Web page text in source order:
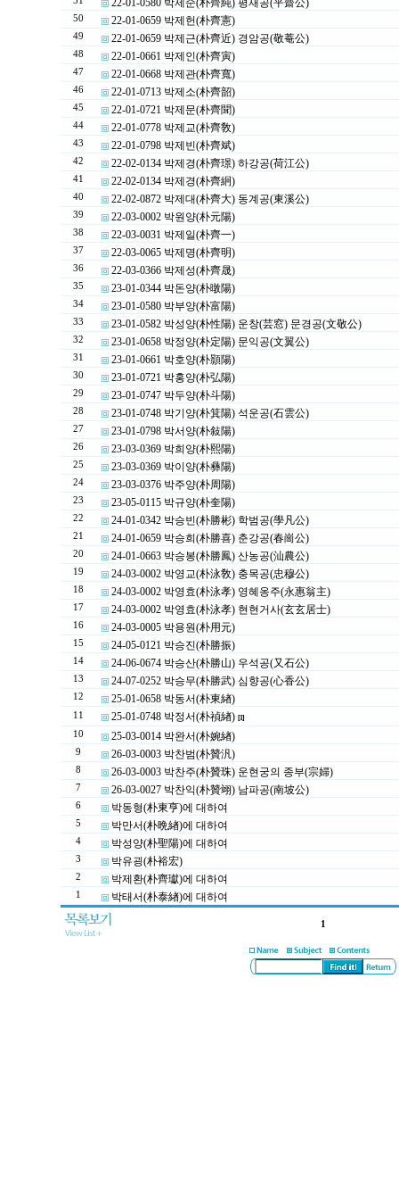
22-01-0580 박제순(朴齊純) 평재공(平齋公)
50 22-01-0659 박제헌(朴齊憲)
49 22-01-0659 박제근(朴齊近) 경암공(敬菴公)
48 22-01-0661 박제인(朴齊寅)
47 22-01-0668 박제관(朴齊寬)
46 22-01-0713 박제소(朴齊韶)
45 22-01-0721 박제문(朴齊聞)
44 22-01-0778 박제교(朴齊敎)
43 22-01-0798 박제빈(朴齊斌)
42 22-02-0134 박제경(朴齊璟) 하강공(荷江公)
41 22-02-0134 박제경(朴齊絅)
40 22-02-0872 박제대(朴齊大) 동계공(東溪公)
39 22-03-0002 박원양(朴元陽)
38 22-03-0031 박제일(朴齊一)
37 22-03-0065 박제명(朴齊明)
36 22-03-0366 박제성(朴齊晟)
35 23-01-0344 박돈양(朴暾陽)
34 23-01-0580 박부양(朴富陽)
33 23-01-0582 박성양(朴性陽) 운창(芸窓) 문경공(文敬公)
32 23-01-0658 박정양(朴定陽) 문익공(文翼公)
31 23-01-0661 박호양(朴顥陽)
30 23-01-0721 박홍양(朴弘陽)
29 23-01-0747 박두양(朴斗陽)
28 23-01-0748 박기양(朴箕陽) 석운공(石雲公)
27 23-01-0798 박서양(朴敍陽)
26 23-03-0369 박희양(朴熙陽)
25 23-03-0369 박이양(朴彝陽)
24 23-03-0376 박주양(朴周陽)
23 23-05-0115 박규양(朴奎陽)
22 24-01-0342 박승빈(朴勝彬) 학범공(學凡公)
21 24-01-0659 박승희(朴勝喜) 춘강공(春崗公)
20 24-01-0663 박승봉(朴勝鳳) 산농공(汕農公)
19 24-03-0002 박영교(朴泳敎) 충목공(忠穆公)
18 24-03-0002 박영효(朴泳孝) 영혜옹주(永惠翁主)
17 24-03-0002 박영효(朴泳孝) 현현거사(玄玄居士)
16 24-03-0005 박용원(朴用元)
15 24-05-0121 박승진(朴勝振)
14 24-06-0674 박승산(朴勝山) 우석공(又石公)
13 24-07-0252 박승무(朴勝武) 심향공(心香公)
12 25-01-0658 박동서(朴東緖)
11 25-01-0748 박정서(朴禎緖) [1]
10 25-03-0014 박완서(朴婉緖)
9 26-03-0003 박찬범(朴贊汎)
8 26-03-0003 박찬주(朴贊珠) 운현궁의 종부(宗婦)
7 26-03-0027 박찬익(朴贊翊) 남파공(南坡公)
6 박동형(朴東亨)에 대하여
5 박만서(朴晩緖)에 대하여
4 박성양(朴聖陽)에 대하여
3 박유굉(朴裕宏)
2 박제환(朴齊瓛)에 대하여
1 박태서(朴泰緖)에 대하여
1